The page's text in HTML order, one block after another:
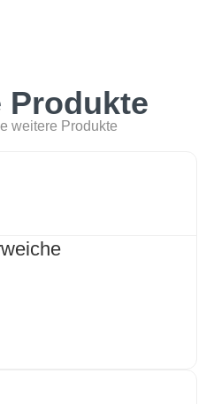
Produkte
weitere Produkte